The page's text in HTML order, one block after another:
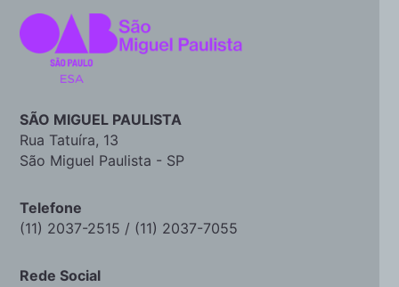
SÃO MIGUEL PAULISTA
Rua Tatuíra, 13
São Miguel Paulista - SP
Telefone
(11) 2037-2515 / (11) 2037-7055
Rede Social